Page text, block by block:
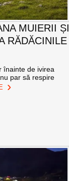
MUIERII ȘI
RĂDĂCINILE
înainte de ivirea
par să respire